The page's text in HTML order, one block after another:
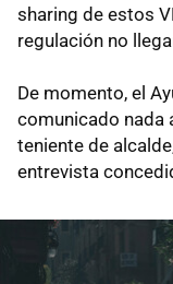
sharing de estos
regulación no
De momento, el
comunicado nada
teniente de
entrevista